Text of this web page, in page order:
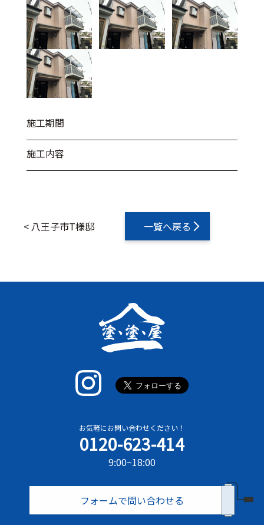
施工期間
施工内容
< 八王子市T様邸 一覧へ戻る
お気軽にお問い合わせください！
0120-623-414
9:00~18:00
フォームで問い合わせる